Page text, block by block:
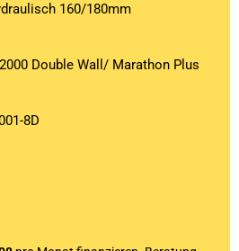
160/180mm
Double Wall/ Marathon Plus
8D